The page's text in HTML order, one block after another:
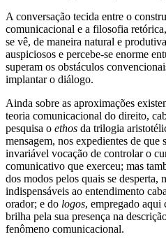
A conversação tecida entre o
comunicacional e a filosofia
se vê, de maneira natural e
auspiciosos e percebe-se enorme
superam os obstáculos
implantar o diálogo.
Ainda sobre as aproximações
teoria comunicacional do direito,
pesquisa o ethos da trilogia
mensagem, nos expedientes de que
invariável vocação de controlar o
comunicativo que exerceu; mas
dos modos pelos quais se desperta,
indispensáveis ao entendimento
orador; e do logos, empregado aqui
brilha pela sua presença na
fenômeno comunicacional.